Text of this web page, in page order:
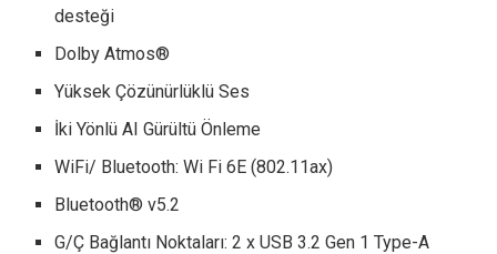
desteği
Dolby Atmos®
Yüksek Çözünürlüklü Ses
İki Yönlü AI Gürültü Önleme
WiFi/ Bluetooth: Wi Fi 6E (802.11ax)
Bluetooth® v5.2
G/Ç Bağlantı Noktaları: 2 x USB 3.2 Gen 1 Type-A